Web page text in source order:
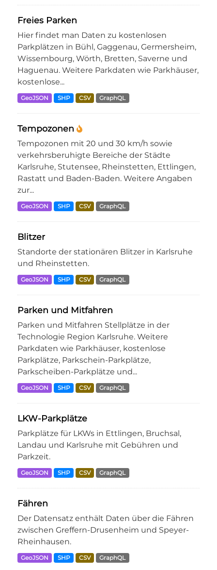
Freies Parken
Hier findet man Daten zu kostenlosen
Parkplätzen in Bühl, Gaggenau, Germersheim,
Wissembourg, Wörth, Bretten, Saverne und
Haguenau. Weitere Parkdaten wie Parkhäuser,
kostenlose...
GeoJSON SHP CSV GraphQL
Tempozonen
Tempozonen mit 20 und 30 km/h sowie
verkehrsberuhigte Bereiche der Städte
Karlsruhe, Stutensee, Rheinstetten, Ettlingen,
Rastatt und Baden-Baden. Weitere Angaben
zur...
GeoJSON SHP CSV GraphQL
Blitzer
Standorte der stationären Blitzer in Karlsruhe
und Rheinstetten.
GeoJSON SHP CSV GraphQL
Parken und Mitfahren
Parken und Mitfahren Stellplätze in der
Technologie Region Karlsruhe. Weitere
Parkdaten wie Parkhäuser, kostenlose
Parkplätze, Parkschein-Parkplätze,
Parkscheiben-Parkplätze und...
GeoJSON SHP CSV GraphQL
LKW-Parkplätze
Parkplätze für LKWs in Ettlingen, Bruchsal,
Landau und Karlsruhe mit Gebühren und
Parkzeit.
GeoJSON SHP CSV GraphQL
Fähren
Der Datensatz enthält Daten über die Fähren
zwischen Greffern-Drusenheim und Speyer-
Rheinhausen.
GeoJSON SHP CSV GraphQL